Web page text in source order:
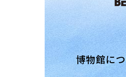
博物館に